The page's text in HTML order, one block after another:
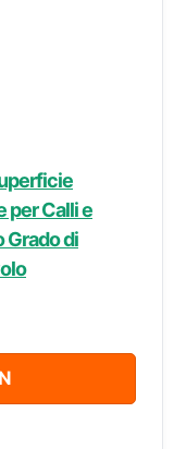
per Calli e
Grado di